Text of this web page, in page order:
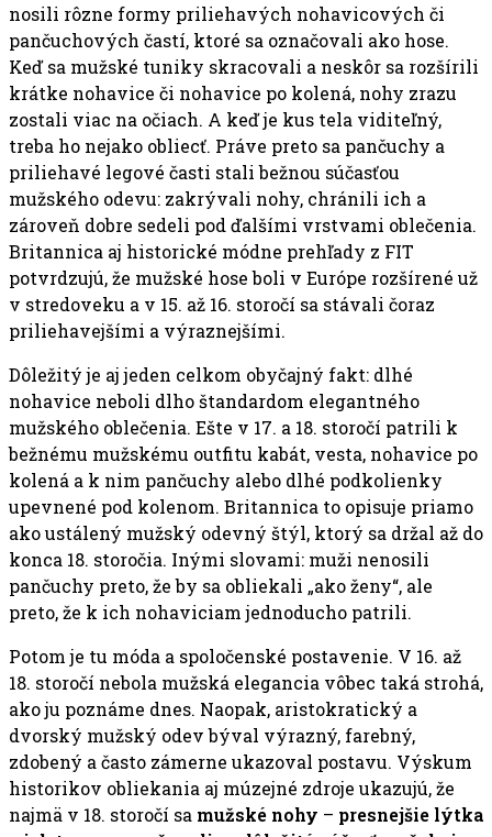
nosili rôzne formy priliehavých nohavicových či
pančuchových častí, ktoré sa označovali ako hose.
Keď sa mužské tuniky skracovali a neskôr sa rozšírili
krátke nohavice či nohavice po kolená, nohy zrazu
zostali viac na očiach. A keď je kus tela viditeľný,
treba ho nejako obliecť. Práve preto sa pančuchy a
priliehavé legové časti stali bežnou súčasťou
mužského odevu: zakrývali nohy, chránili ich a
zároveň dobre sedeli pod ďalšími vrstvami oblečenia.
Britannica aj historické módne prehľady z FIT
potvrdzujú, že mužské hose boli v Európe rozšírené už
v stredoveku a v 15. až 16. storočí sa stávali čoraz
priliehavejšími a výraznejšími.
Dôležitý je aj jeden celkom obyčajný fakt: dlhé
nohavice neboli dlho štandardom elegantného
mužského oblečenia. Ešte v 17. a 18. storočí patrili k
bežnému mužskému outfitu kabát, vesta, nohavice po
kolená a k nim pančuchy alebo dlhé podkolienky
upevnené pod kolenom. Britannica to opisuje priamo
ako ustálený mužský odevný štýl, ktorý sa držal až do
konca 18. storočia. Inými slovami: muži nenosili
pančuchy preto, že by sa obliekali „ako ženy“, ale
preto, že k ich nohaviciam jednoducho patrili.
Potom je tu móda a spoločenské postavenie. V 16. až
18. storočí nebola mužská elegancia vôbec taká strohá,
ako ju poznáme dnes. Naopak, aristokratický a
dvorský mužský odev býval výrazný, farebný,
zdobený a často zámerne ukazoval postavu. Výskum
historikov obliekania aj múzejné zdroje ukazujú, že
najmä v 18. storočí sa mužské nohy – presnejšie lýtka